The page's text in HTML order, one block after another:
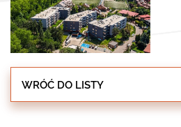
WRÓĆ DO LISTY